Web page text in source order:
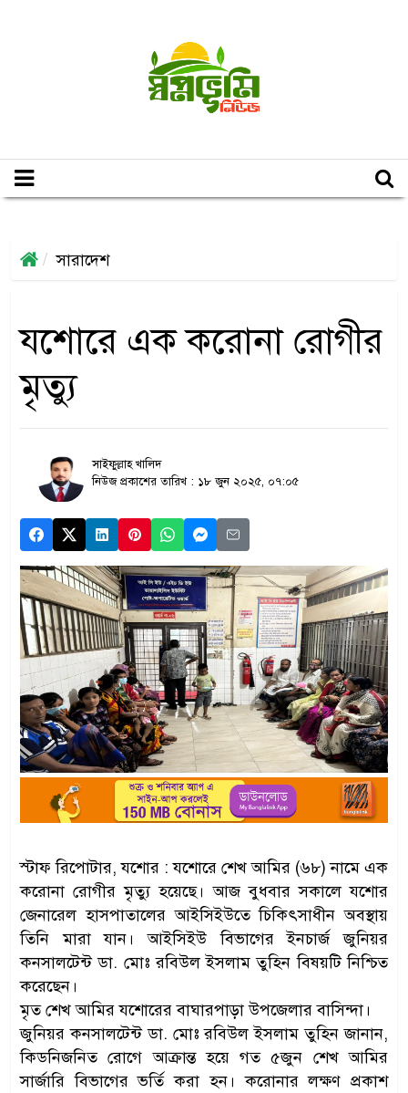
সারাদেশ
যশোরে এক করোনা রোগীর
মৃত্যু
সাইফুল্লাহ খালিদ
নিউজ প্রকাশের তারিখ : ১৮ জুন ২০২৫, ০৭:০৫
স্টাফ রিপোটার, যশোর : যশোরে শেখ আমির (৬৮) নামে এক
করোনা রোগীর মৃত্যু হয়েছে। আজ বুধবার সকালে যশোর
জেনারেল হাসপাতালের আইসিইউতে চিকিৎসাধীন অবস্থায়
তিনি মারা যান। আইসিইউ বিভাগের ইনচার্জ জুনিয়র
কনসালটেন্ট ডা. মোঃ রবিউল ইসলাম তুহিন বিষয়টি নিশ্চিত
করেছেন।
মৃত শেখ আমির যশোরের বাঘারপাড়া উপজেলার বাসিন্দা।
জুনিয়র কনসালটেন্ট ডা. মোঃ রবিউল ইসলাম তুহিন জানান,
কিডনিজনিত রোগে আক্রান্ত হয়ে গত ৫জুন শেখ আমির
সার্জারি বিভাগের ভর্তি করা হন। করোনার লক্ষণ প্রকাশ